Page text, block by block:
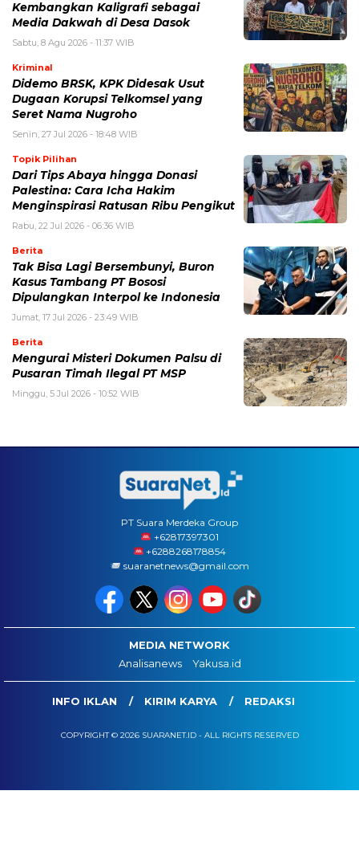
Kembangkan Kaligrafi sebagai
Media Dakwah di Desa Dasok
Sabtu, 8 Agu 2026 - 11:37 WIB
Kriminal
Didemo BRSK, KPK Didesak Usut
Dugaan Korupsi Telkomsel yang
Seret Nama Nugroho
Senin, 27 Jul 2026 - 18:48 WIB
Topik Pilihan
Dari Tips Abaya hingga Donasi
Palestina: Cara Icha Hakim
Menginspirasi Ratusan Ribu Pengikut
Rabu, 22 Jul 2026 - 06:36 WIB
Berita
Tak Bisa Lagi Bersembunyi, Buron
Kasus Tambang PT Bososi
Dipulangkan Interpol ke Indonesia
Jumat, 17 Jul 2026 - 23:49 WIB
Berita
Mengurai Misteri Dokumen Palsu di
Pusaran Timah Ilegal PT MSP
Minggu, 5 Jul 2026 - 10:52 WIB
PT Suara Merdeka Group
‪+62817397301
+6288268178854
suaranetnews@gmail.com
MEDIA NETWORK
Analisanews
Yakusa.id
INFO IKLAN KIRIM KARYA REDAKSI
COPYRIGHT © 2026 SUARANET.ID - ALL RIGHTS RESERVED